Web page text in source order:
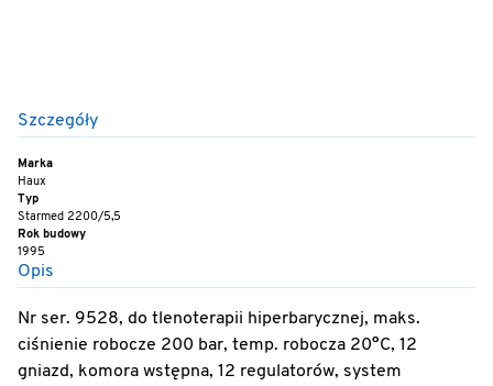
Szczegóły
Marka
Haux
Typ
Starmed 2200/5,5
Rok budowy
1995
Opis
Nr ser. 9528, do tlenoterapii hiperbarycznej, maks.
ciśnienie robocze 200 bar, temp. robocza 20°C, 12
gniazd, komora wstępna, 12 regulatorów, system